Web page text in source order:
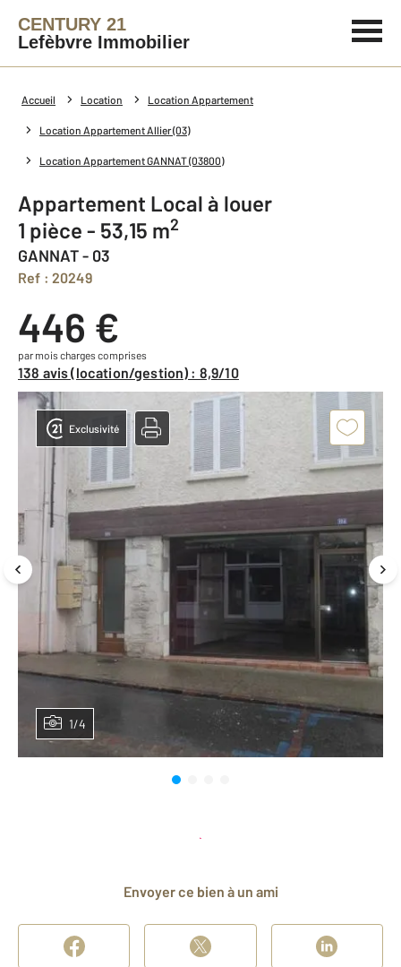
CENTURY 21
Lefèbvre Immobilier
Accueil Location Location Appartement
Location Appartement Allier (03)
Location Appartement GANNAT (03800)
Appartement Local à louer
1 pièce - 53,15 m2
GANNAT - 03
Ref : 20249
446 €
par mois charges comprises
138 avis (location/gestion) : 8,9/10
1/4
Exclusivité
Envoyer ce bien à un ami